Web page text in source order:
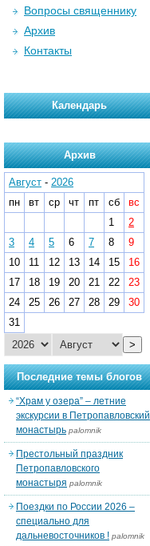
Вопросы священнику
Архив
Контакты
Календарь
Архив
Август - 2026
пн
вт ср чт пт сб
вс
1
2
3
4 5 6 7 8
9
10
11 12 13 14 15
16
17
18 19 20 21 22
23
24
25 26 27 28 29
30
31
>
Последние темы блогов
“Храм у озера” – летние
экскурсии в Петропавловский
монастырь palomnik
Престольный праздник
Петропавловского
монастыря palomnik
Поездки по России 2026 –
специально для
дальневосточников ! palomnik